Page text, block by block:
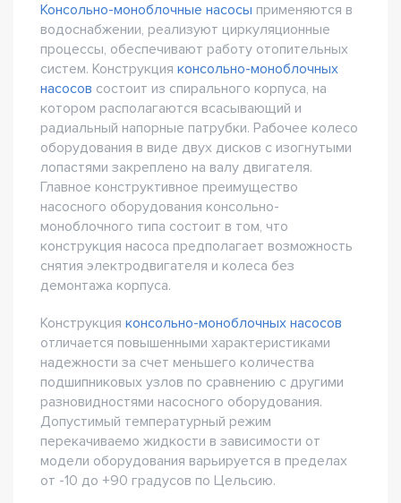
Консольно-моноблочные насосы применяются в
водоснабжении, реализуют циркуляционные
процессы, обеспечивают работу отопительных
систем. Конструкция консольно-моноблочных
насосов состоит из спирального корпуса, на
котором располагаются всасывающий и
радиальный напорные патрубки. Рабочее колесо
оборудования в виде двух дисков с изогнутыми
лопастями закреплено на валу двигателя.
Главное конструктивное преимущество
насосного оборудования консольно-
моноблочного типа состоит в том, что
конструкция насоса предполагает возможность
снятия электродвигателя и колеса без
демонтажа корпуса.
Конструкция консольно-моноблочных насосов
отличается повышенными характеристиками
надежности за счет меньшего количества
подшипниковых узлов по сравнению с другими
разновидностями насосного оборудования.
Допустимый температурный режим
перекачиваемо жидкости в зависимости от
модели оборудования варьируется в пределах
от -10 до +90 градусов по Цельсию.